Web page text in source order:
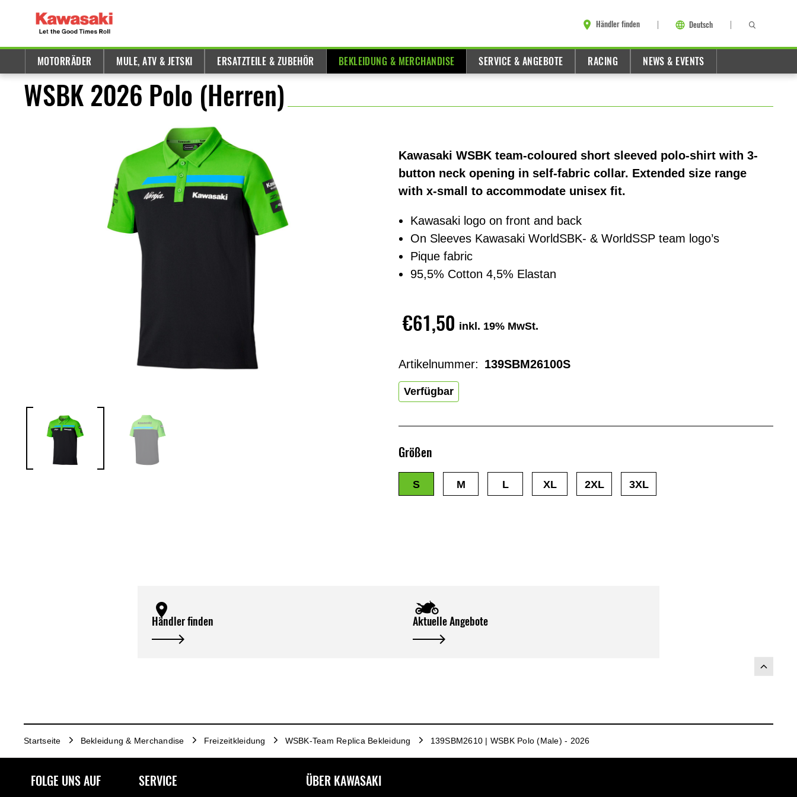
Händler finden Deutsch
MOTORRÄDER MULE, ATV & JETSKI ERSATZTEILE & ZUBEHÖR BEKLEIDUNG & MERCHANDISE SERVICE & ANGEBOTE RACING NEWS & EVENTS
WSBK 2026 Polo (Herren)
Kawasaki WSBK team-coloured short sleeved polo-shirt with 3-
button neck opening in self-fabric collar. Extended size range
with x-small to accommodate unisex fit.
Kawasaki logo on front and back
On Sleeves Kawasaki WorldSBK- & WorldSSP team logo’s
Pique fabric
95,5% Cotton 4,5% Elastan
€61,50 inkl. 19% MwSt.
Verfügbar
Größen
S M L XL 2XL 3XL
Artikelnummer: 139SBM26100S
Händler finden Aktuelle Angebote
Startseite Bekleidung & Merchandise Freizeitkleidung WSBK-Team Replica Bekleidung 139SBM2610 | WSBK Polo (Male) - 2026
FOLGE UNS AUF SERVICE ÜBER KAWASAKI